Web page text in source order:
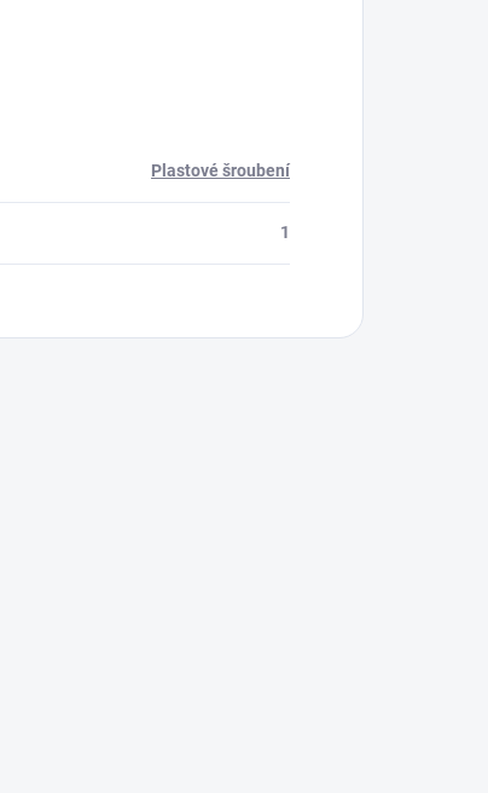
Plastové šroubení
1